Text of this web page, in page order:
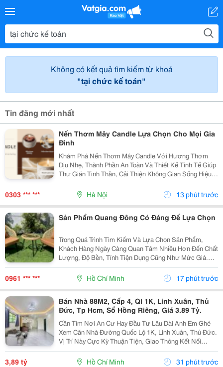
Không có kết quả tìm kiếm từ khoá
"tại chức kế toán"
Tin đăng mới nhất
Nến Thơm Mây Candle Lựa Chọn Cho Mọi Gia
Đình
Khám Phá Nến Thơm Mây Candle Với Hương Thơm
Dịu Nhẹ, Thành Phần An Toàn Và Thiết Kế Tinh Tế Giúp
Thư Giãn Tinh Thần, Cải Thiện Không Gian Sống Hiệu
Quả. Nến Thơm Mây Candle &Ndash; Giải Pháp Thư
Giãn Cho Cuộc Sống Hiện Đại Trong Cuộc Sống Hiện...
0303 *** *** Hà Nội 13 phút trước
Sản Phẩm Quang Đông Có Đáng Để Lựa Chọn
Trong Quá Trình Tìm Kiếm Và Lựa Chọn Sản Phẩm,
Khách Hàng Ngày Càng Quan Tâm Nhiều Hơn Đến Chất
Lượng, Độ Bền, Tính Tiện Dụng Cũng Như Mức Giá.
Thay Vì Chỉ Dựa Vào Quảng Cáo Hoặc Thông Tin Từ
Người Bán, Nhiều Người Có Xu Hướng Tìm Hiểu Thêm
Thông Tin...
0961 *** *** Hồ Chí Minh 17 phút trước
Bán Nhà 88M2, Cấp 4, Ql 1K, Linh Xuân, Thủ
Đức, Tp Hcm, Sổ Hồng Riêng, Giá 3.89 Tỷ.
Cần Tìm Nơi An Cư Hay Đầu Tư Lâu Dài Anh Em Ghé
Xem Căn Nhà Đường Quốc Lộ 1K, Linh Xuân, Thủ Đức.
Vị Trí Này Cực Kỳ Thuận Tiện, Giao Thông Kết Nối
Nhanh Chóng, Cực Kỳ Phù Hợp Cho Khách Mua Để Giữ
Tài Sản Hoặc Cho Thuê Đều Rất Ổn Định. Thông Tin...
3,89 tỷ Hồ Chí Minh 31 phút trước